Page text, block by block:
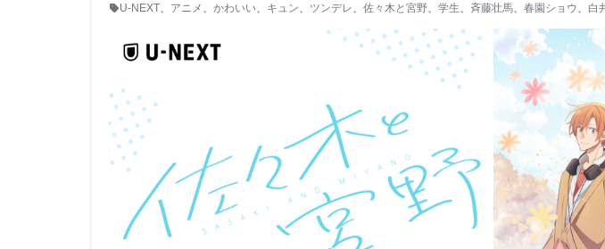
U-NEXT
アニメ かわいい キュン ツンデレ 佐々木と宮野 学生 斉藤壮馬 春園ショウ 白